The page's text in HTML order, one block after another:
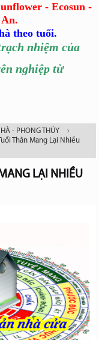
- Ecosun -
theo tuổi.
nhiệm của
nghiệp từ
- PHONG THỦY
›
Thân Mang Lại Nhiều
LẠI NHIỀU